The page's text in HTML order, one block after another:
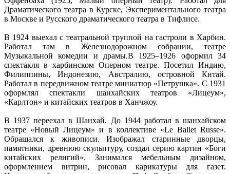
Драматического театра в Курске, Экспериментального театра
в Москве и Русского драматического театра в Тифлисе.
В 1924 выехал с театральной труппой на гастроли в Харбин.
Работал там в Железнодорожном собрании, театре
Музыкальной комедии и драмы.В 1925–1926 оформил 34
спектакля в харбинском Оперном театре. Посетил Индию,
Филиппины, Индонезию, Австралию, островной Китай.
Работал в передвижном театре миниатюр «Петрушка». С 1931
оформлял спектакли шанхайских театров «Лицеум»,
«Карлтон» и китайских театров в Ханчжоу.
В 1937 переехал в Шанхай. До 1944 работал в шанхайском
театре «Новый Лицеум» и в коллективе «Le Ballet Russe».
Обращался к живописи. Изображал старинные дворцы,
памятники, древнюю скульптуру, создал серию картин «Боги
китайских религий». Занимался мебельным дизайном,
оформлением витрин, рисовал карикатуры для газет.